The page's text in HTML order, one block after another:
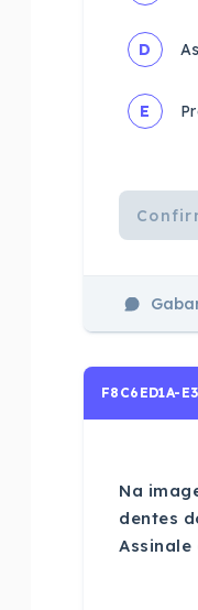
D
E
F8C6ED1A-E3
Na
dentes